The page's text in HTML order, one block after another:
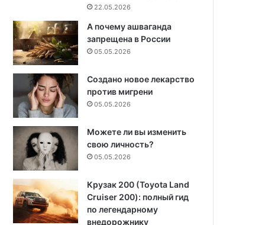
22.05.2026
А почему ашваганда
запрещена в России
05.05.2026
Создано новое лекарство
против мигрени
05.05.2026
Можете ли вы изменить
свою личность?
05.05.2026
Крузак 200 (Toyota Land
Cruiser 200): полный гид
по легендарному
внедорожнику